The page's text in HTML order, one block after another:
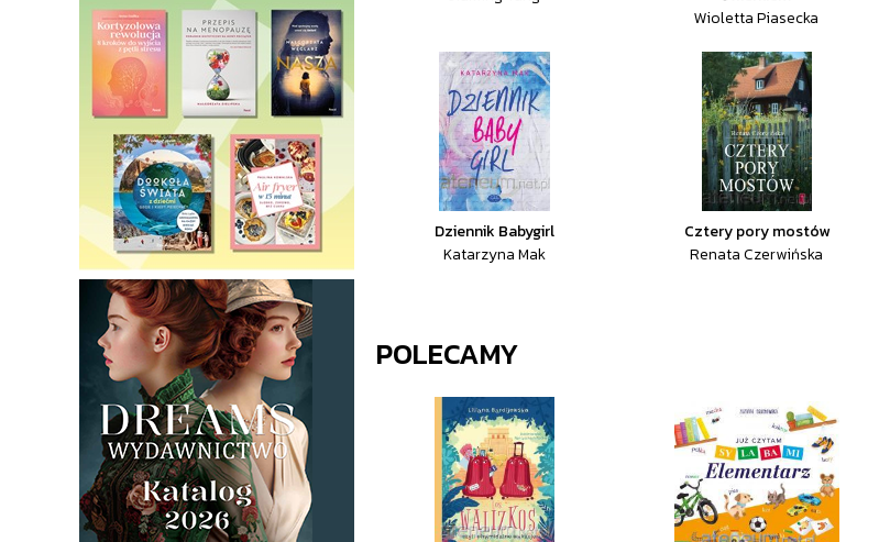
Wioletta Piasecka
Dziennik Babygirl
Katarzyna Mak
Cztery pory mostów
Renata Czerwińska
POLECAMY